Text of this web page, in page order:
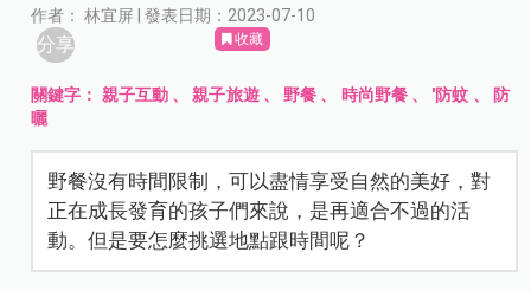
作者： 林宜屏 | 發表日期：2023-07-10
分享 收藏
關鍵字： 親子互動 、親子旅遊、野餐 、 時尚野餐 、 '防蚊 、
防
曬
野餐沒有時間限制，可以盡情享受自然的美好，對
正在成長發育的孩子們來說，是再適合不過的活
動。但是要怎麼挑選地點跟時間呢？